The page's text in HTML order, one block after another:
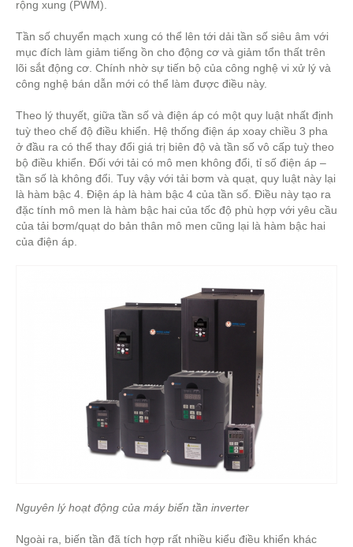
rộng xung (PWM).
Tần số chuyển mạch xung có thể lên tới dải tần số siêu âm với
mục đích làm giảm tiếng ồn cho động cơ và giảm tổn thất trên
lõi sắt động cơ. Chính nhờ sự tiến bộ của công nghệ vi xử lý và
công nghệ bán dẫn mới có thể làm được điều này.
Theo lý thuyết, giữa tần số và điện áp có một quy luật nhất định
tuỳ theo chế độ điều khiển. Hệ thống điện áp xoay chiều 3 pha
ở đầu ra có thể thay đổi giá trị biên độ và tần số vô cấp tuỳ theo
bộ điều khiển. Đối với tải có mô men không đổi, tỉ số điện áp –
tần số là không đổi. Tuy vậy với tải bơm và quạt, quy luật này lại
là hàm bậc 4. Điện áp là hàm bậc 4 của tần số. Điều này tạo ra
đặc tính mô men là hàm bậc hai của tốc độ phù hợp với yêu cầu
của tải bơm/quạt do bản thân mô men cũng lại là hàm bậc hai
của điện áp.
Nguyên lý hoạt động của máy biến tần inverter
Ngoài ra, biến tần đã tích hợp rất nhiều kiểu điều khiển khác